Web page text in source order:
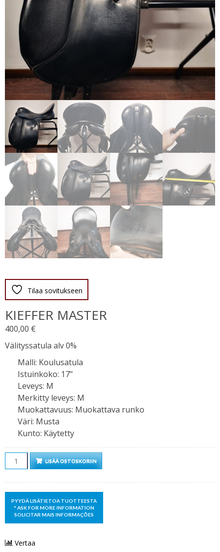
Tilaa sovitukseen
KIEFFER MASTER
400,00 €
Välityssatula alv 0%
Malli: Koulusatula
Istuinkoko: 17"
Leveys: M
Merkitty leveys: M
Muokattavuus: Muokattava runko
Väri: Musta
Kunto: Käytetty
Määrä LISÄÄ OSTOSKORIIN
Vertaa